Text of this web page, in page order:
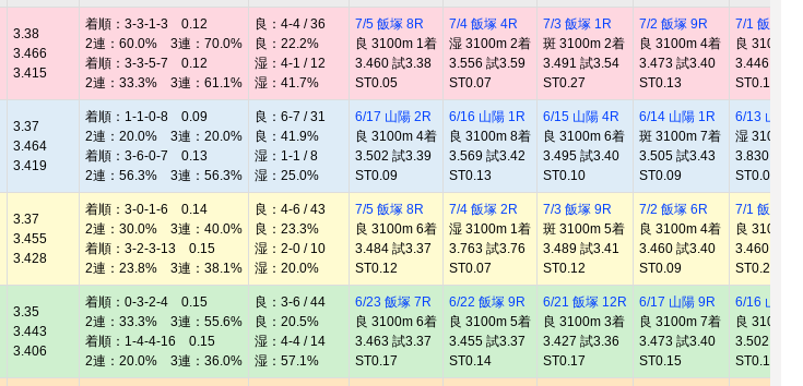
3.38
3.466
3.415
着順：3-3-1-3 0.12
2連：60.0% 3連：70.0%
着順：3-3-5-7 0.12
2連：33.3% 3連：61.1%
良：4-4 / 36
良：22.2%
湿：4-1 / 12
湿：41.7%
7/5 飯塚 8R
良 3100m 1着
3.460 試3.38
ST0.05
7/4 飯塚 4R
湿 3100m 2着
3.556 試3.59
ST0.07
7/3 飯塚 1R
斑 3100m 2着
3.491 試3.54
ST0.27
7/2 飯塚 9R
良 3100m 4着
3.473 試3.40
ST0.13
7/1 飯塚 9R
良 3100m
3.446 試
ST0.14
3.37
3.464
3.419
着順：1-1-0-8 0.09
2連：20.0% 3連：20.0%
着順：3-6-0-7 0.13
2連：56.3% 3連：56.3%
良：6-7 / 31
良：41.9%
湿：1-1 / 8
湿：25.0%
6/17 山陽 2R
良 3100m 4着
3.502 試3.39
ST0.09
6/16 山陽 1R
良 3100m 8着
3.569 試3.42
ST0.13
6/15 山陽 4R
良 3100m 6着
3.495 試3.40
ST0.10
6/14 山陽 1R
斑 3100m 7着
3.505 試3.43
ST0.09
6/13 山陽
湿 3100m
3.830 試
ST0.08
3.37
3.455
3.428
着順：3-0-1-6 0.14
2連：30.0% 3連：40.0%
着順：3-2-3-13 0.15
2連：23.8% 3連：38.1%
良：4-6 / 43
良：23.3%
湿：2-0 / 10
湿：20.0%
7/5 飯塚 8R
良 3100m 6着
3.484 試3.37
ST0.12
7/4 飯塚 2R
湿 3100m 1着
3.763 試3.76
ST0.07
7/3 飯塚 9R
斑 3100m 5着
3.489 試3.41
ST0.12
7/2 飯塚 6R
良 3100m 4着
3.460 試3.40
ST0.09
7/1 飯塚 4R
良 3100m
3.460 試
ST0.20
3.35
3.443
3.406
着順：0-3-2-4 0.15
2連：33.3% 3連：55.6%
着順：1-4-4-16 0.15
2連：20.0% 3連：36.0%
良：3-6 / 44
良：20.5%
湿：4-4 / 14
湿：57.1%
6/23 飯塚 7R
良 3100m 6着
3.463 試3.37
ST0.17
6/22 飯塚 9R
良 3100m 5着
3.455 試3.37
ST0.14
6/21 飯塚 12R
良 3100m 3着
3.427 試3.36
ST0.17
6/17 山陽 9R
良 3100m 7着
3.473 試3.40
ST0.15
6/16 山陽
良 3100m
3.502 試
ST0.19